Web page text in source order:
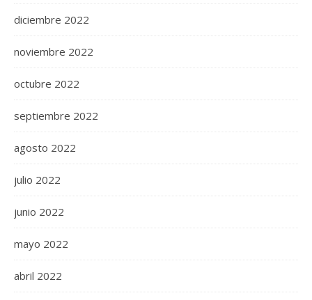
diciembre 2022
noviembre 2022
octubre 2022
septiembre 2022
agosto 2022
julio 2022
junio 2022
mayo 2022
abril 2022